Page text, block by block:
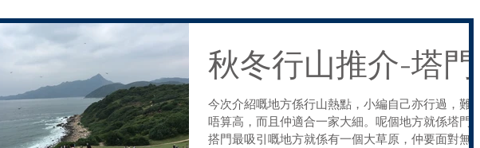
下端記茶樓。呢間茶樓都幾出名，好多行...
秋冬行山推介-塔門
今次介紹嘅地方係行山熱點，小編自己亦行過，難度
唔算高，而且仲適合一家大細。呢個地方就係塔門。
搭門最吸引嘅地方就係有一個大草原，仲要面對無敵